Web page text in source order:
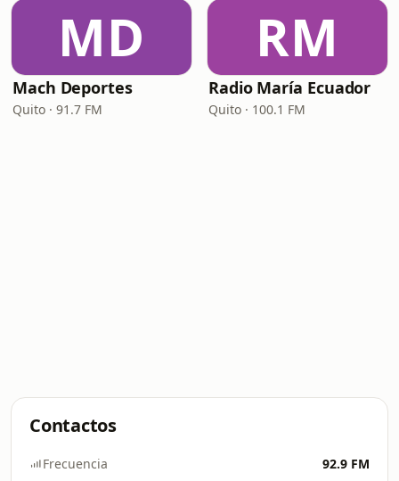
MD
Mach Deportes
Quito · 91.7 FM
RM
Radio María Ecuador
Quito · 100.1 FM
Contactos
Frecuencia 92.9 FM